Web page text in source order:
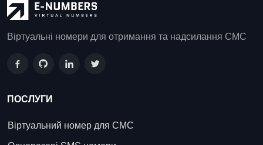
Віртуальні номери для отримання та надсилання СМС
ПОСЛУГИ
Віртуальний номер для СМС